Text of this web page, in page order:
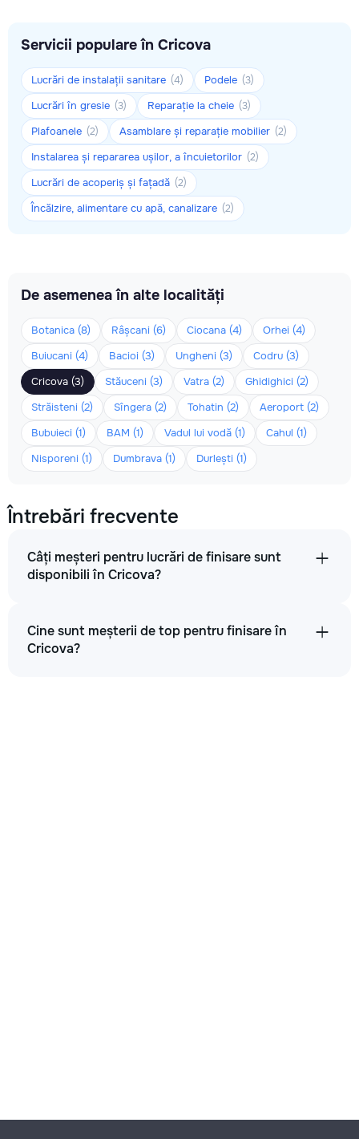
Servicii populare în Cricova
Lucrări de instalații sanitare (4) Podele (3)
Lucrări în gresie (3) Reparație la cheie (3)
Plafoanele (2) Asamblare și reparație mobilier (2)
Instalarea și repararea ușilor, a încuietorilor (2)
Lucrări de acoperiș și fațadă (2)
Încălzire, alimentare cu apă, canalizare (2)
De asemenea în alte localități
Botanica (8) Râșcani (6) Ciocana (4)
Orhei (4)
Buiucani (4)
Bacioi (3) Ungheni (3)
Codru (3)
Cricova (3)
Stăuceni (3) Vatra (2)
Ghidighici (2)
Străisteni (2)
Sîngera (2) Tohatin (2)
Aeroport (2)
Bubuieci (1)
BAM (1) Vadul lui vodă (1)
Cahul (1)
Nisporeni (1)
Dumbrava (1) Durlești (1)
Întrebări frecvente
Câți meșteri pentru lucrări de finisare sunt
disponibili în Cricova?
Cine sunt meșterii de top pentru finisare în
Cricova?